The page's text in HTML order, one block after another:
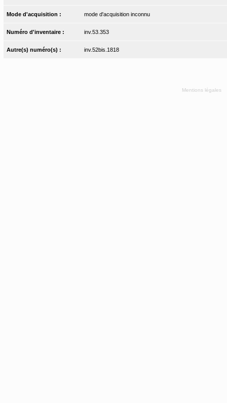
Mode d'acquisition : mode d'acquisition inconnu
Numéro d'inventaire : inv.53.353
Autre(s) numéro(s) : inv.52bis.1818
Mentions légales